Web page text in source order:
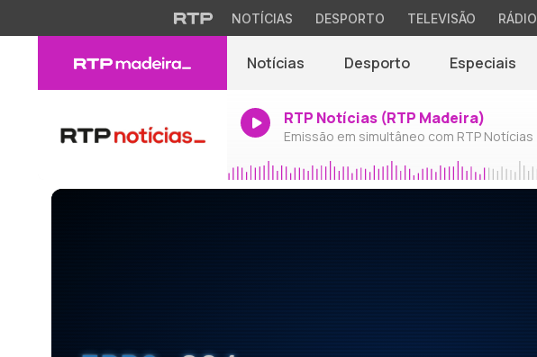
NOTÍCIAS DESPORTO TELEVISÃO RÁDIO
Notícias Desporto Especiais
RTP Notícias (RTP Madeira)
Emissão em simultâneo com RTP Notícias